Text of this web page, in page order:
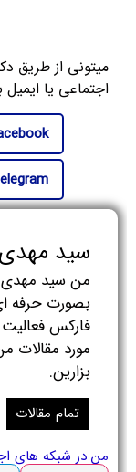
میتونی از طریق
اجتماعی یا
سید
بصورت حرفه
فارکس
مورد مقالات
بزارین.
تمام مقالات
من در شبکه های